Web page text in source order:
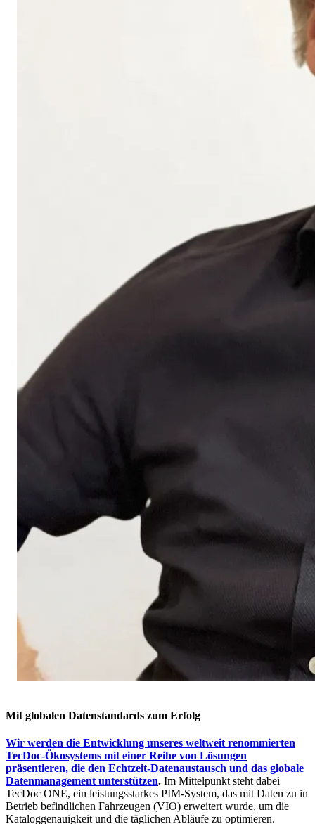
Mit globalen Datenstandards zum Erfolg
Wir werden die Entwicklung unseres weltweit renommierten
TecDoc-Ökosystems mit einer Reihe von Lösungen
präsentieren, die den Echtzeit-Datenaustausch und das globale
Datenmanagement unterstützen. Im Mittelpunkt steht dabei
TecDoc ONE, ein leistungsstarkes PIM-System, das mit Daten zu in
Betrieb befindlichen Fahrzeugen (VIO) erweitert wurde, um die
Kataloggenauigkeit und die täglichen Abläufe zu optimieren.